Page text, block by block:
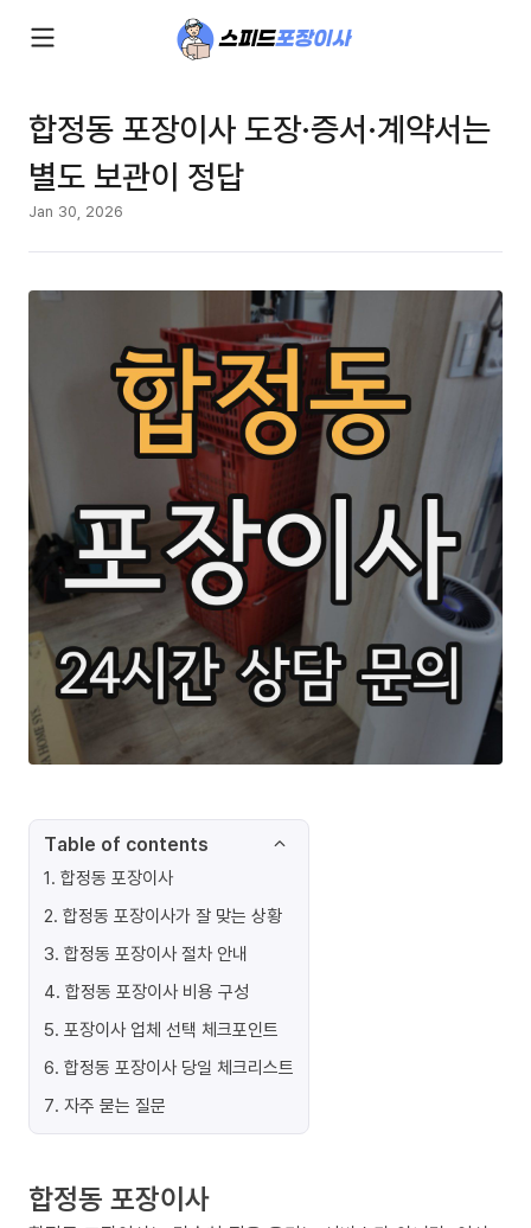
합정동 포장이사 도장·증서·계약서는
별도 보관이 정답
Jan 30, 2026
Table of contents
1. 합정동 포장이사
2. 합정동 포장이사가 잘 맞는 상황
3. 합정동 포장이사 절차 안내
4. 합정동 포장이사 비용 구성
5. 포장이사 업체 선택 체크포인트
6. 합정동 포장이사 당일 체크리스트
7. 자주 묻는 질문
합정동 포장이사